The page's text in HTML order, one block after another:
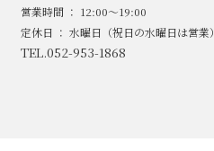
営業時間 ： 12:00～19:00
定休日 ： 水曜日（祝日の水曜日は営業）
TEL.052-953-1868